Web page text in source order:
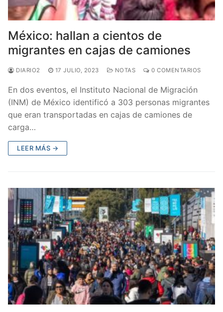
México: hallan a cientos de
migrantes en cajas de camiones
DIARIO2 17 JULIO, 2023 NOTAS 0 COMENTARIOS
En dos eventos, el Instituto Nacional de Migración
(INM) de México identificó a 303 personas migrantes
que eran transportadas en cajas de camiones de
carga…
LEER MÁS →